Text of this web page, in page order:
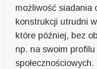
możliwość siadania
konstrukcji utrudni
które później, bez
np. na swoim